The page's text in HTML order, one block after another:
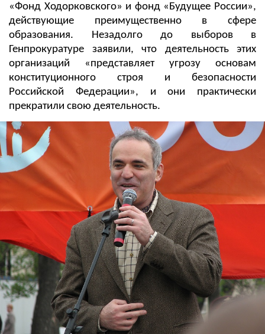
«Фонд Ходорковского» и фонд «Будущее России»,
действующие преимущественно в сфере
образования. Незадолго до выборов в
Генпрокуратуре заявили, что деятельность этих
организаций «представляет угрозу основам
конституционного строя и безопасности
Российской Федерации», и они практически
прекратили свою деятельность.